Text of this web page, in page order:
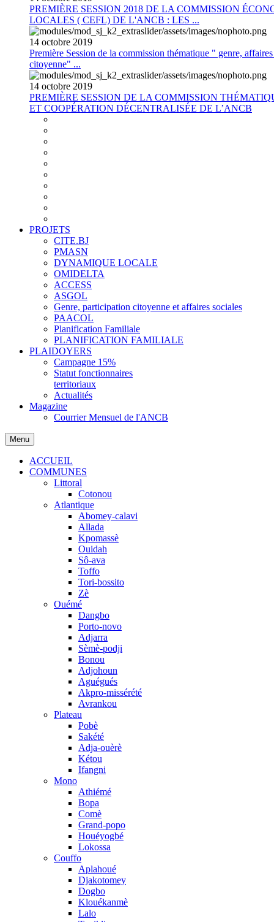
PREMIÈRE SESSION 2018 DE LA COMMISSION
LOCALES ( CEFL) DE L'ANCB : LES ...
14 octobre 2019
Première Session de la commission thématique " genre,
citoyenne" ...
14 octobre 2019
PREMIÈRE SESSION DE LA COMMISSION
ET COOPÉRATION DÉCENTRALISÉE DE L’ANCB
PROJETS
CITE.BJ
PMASN
DYNAMIQUE LOCALE
OMIDELTA
ACCESS
ASGOL
Genre, participation citoyenne et affaires sociales
PAACOL
Planification Familiale
PLANIFICATION FAMILIALE
PLAIDOYERS
Campagne 15%
Statut fonctionnaires
territoriaux
Actualités
Magazine
Courrier Mensuel de l'ANCB
Menu
ACCUEIL
COMMUNES
Littoral
Cotonou
Atlantique
Abomey-calavi
Allada
Kpomassè
Ouidah
Sô-ava
Toffo
Tori-bossito
Zè
Ouémé
Dangbo
Porto-novo
Adjarra
Sèmè-podji
Bonou
Adjohoun
Aguégués
Akpro-missérété
Avrankou
Plateau
Pobè
Sakété
Adja-ouèrè
Kétou
Ifangni
Mono
Athiémé
Bopa
Comè
Grand-popo
Houéyogbé
Lokossa
Couffo
Aplahoué
Djakotomey
Dogbo
Klouékanmè
Lalo